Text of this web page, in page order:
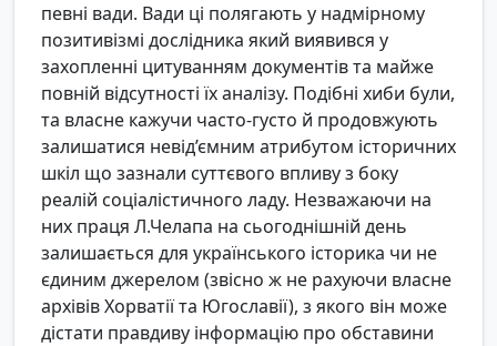
певні вади. Вади ці полягають у надмірному
позитивізмі дослідника який виявився у
захопленні цитуванням документів та майже
повній відсутності їх аналізу. Подібні хиби були,
та власне кажучи часто-густо й продовжують
залишатися невід’ємним атрибутом історичних
шкіл що зазнали суттєвого впливу з боку
реалій соціалістичного ладу. Незважаючи на
них праця Л.Челапа на сьогоднішній день
залишається для українського історика чи не
єдиним джерелом (звісно ж не рахуючи власне
архівів Хорватії та Югославії), з якого він може
дістати правдиву інформацію про обставини